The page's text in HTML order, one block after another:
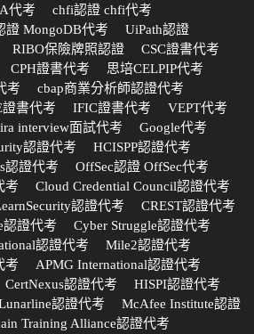
代考
chfi認證 chfi代考
證 MongoDB代考
UiPath認證
RIBO保險牌照認證
CSC證書代考
CPH證書代考
思培CELPIP代考
考
cbap商業分析師認證代考
書代考
IFIC證書代考
VEPT代考
interview面試代考
Google代考
認證代考
HCISPP認證代考
認證代考
OffSec認證 OffSec代考
考
Cloud Credential Council認證代考
認證代考
CREST認證代考
認證代考
Cyber Struggle認證代考
認證代考
Mile2認證代考
考
APMG International認證代考
CertNexus認證代考
HISPI認證代考
認證代考
McAfee Institute認證
Training Alliance認證代考